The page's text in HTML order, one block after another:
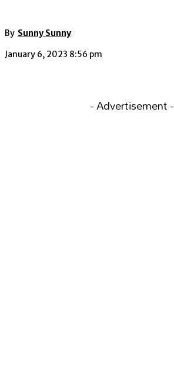
By Sunny Sunny
January 6, 2023 8:56 pm
- Advertisement -